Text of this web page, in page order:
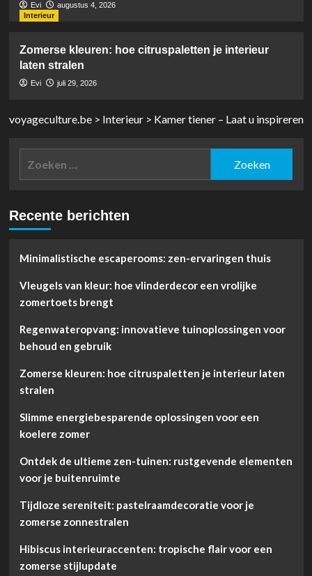
Evi
augustus 4, 2026
Interieur
Zomerse kleuren: hoe citruspaletten je interieur
laten stralen
Evi juli 29, 2026
voyageculture.be> Interieur> Kamer tiener – Laat u inspireren
Recente berichten
Minimalistische escaperooms: zen-ervaringen thuis
Vleugels van kleur: hoe vlinderdecor een vrolijke
zomertoets brengt
Regenwateropvang: innovatieve tuinoplossingen voor
behoud en gebruik
Zomerse kleuren: hoe citruspaletten je interieur laten
stralen
Slimme energiebesparende oplossingen voor een
koelere zomer
Ontdek de ultieme zen-tuinen: rustgevende elementen
voor je buitenruimte
Tijdloze sereniteit: pastelraamdecoratie voor je
zomerse zonnestralen
Hibiscus interieuraccenten: tropische flair voor een
zomerse stijlupdate